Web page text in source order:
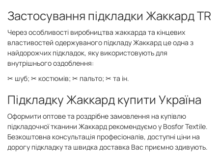
Застосування підкладки Жаккард TR
Через особливості виробництва жаккарда та кінцевих
властивостей одержуваного підкладу Жаккард це одна з
найдорожчих підкладок, яку використовують для
внутрішнього оздоблення:
✂ шуб; ✂ костюмів; ✂ пальто; ✂ та ін.
Підкладку Жаккард купити Україна
Оформити оптове та роздрібне замовлення на купівлю
підкладочної тканини Жаккард рекомендуємо у Bosfor Textile.
Безкоштовна консультація професіоналів, доступні ціни на
дорогу підкладку та швидка доставка Вас приємно здивують.